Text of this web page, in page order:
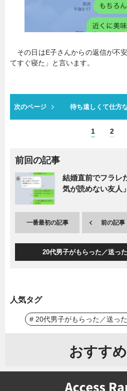
その日はE子さんからの返信が不
てすぐ寝た」と言います。
次のページ 待ち遠しくて仕方
1 2
前回の記事
結婚直前でフラレ
気が読めない友人
一番最初の記事 前の記事
20代男子がもらった／送っ
人気タグ
# 20代男子がもらった／送っ
おすす